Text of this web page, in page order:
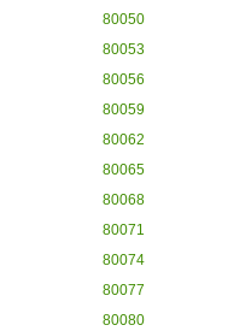
80050
80053
80056
80059
80062
80065
80068
80071
80074
80077
80080